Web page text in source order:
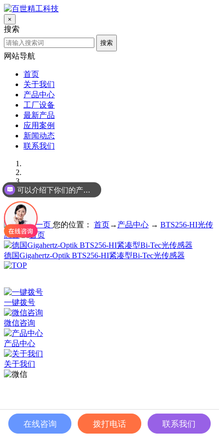
×
搜索
搜索
网站导航
首页
关于我们
产品中心
工厂设备
最新产品
应用案例
新闻动态
联系我们
您的位置： 首页→ 产品中心 → BTS256-HI光传
感器
德国Gigahertz-Optik BTS256-HI紧凑型Bi-Tec光传感器
一键拨号
微信咨询
产品中心
关于我们
在线咨询 拨打电话 联系我们